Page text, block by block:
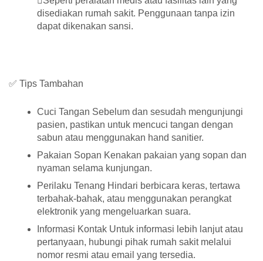
disediakan rumah sakit. Penggunaan tanpa izin
dapat dikenakan sansi.
✅ Tips Tambahan
Cuci Tangan Sebelum dan sesudah mengunjungi
pasien, pastikan untuk mencuci tangan dengan
sabun atau menggunakan hand sanitier.
Pakaian Sopan Kenakan pakaian yang sopan dan
nyaman selama kunjungan.
Perilaku Tenang Hindari berbicara keras, tertawa
terbahak-bahak, atau menggunakan perangkat
elektronik yang mengeluarkan suara.
Informasi Kontak Untuk informasi lebih lanjut atau
pertanyaan, hubungi pihak rumah sakit melalui
nomor resmi atau email yang tersedia.